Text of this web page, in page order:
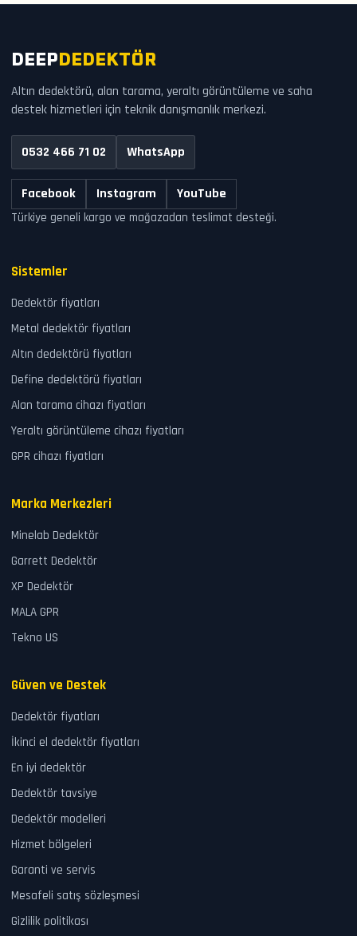
DEEP DEDEKTÖR
Altın dedektörü, alan tarama, yeraltı görüntüleme ve saha
destek hizmetleri için teknik danışmanlık merkezi.
0532 466 71 02 WhatsApp
Facebook Instagram YouTube
Türkiye geneli kargo ve mağazadan teslimat desteği.
Sistemler
Dedektör fiyatları
Metal dedektör fiyatları
Altın dedektörü fiyatları
Define dedektörü fiyatları
Alan tarama cihazı fiyatları
Yeraltı görüntüleme cihazı fiyatları
GPR cihazı fiyatları
Marka Merkezleri
Minelab Dedektör
Garrett Dedektör
XP Dedektör
MALA GPR
Tekno US
Güven ve Destek
Dedektör fiyatları
İkinci el dedektör fiyatları
En iyi dedektör
Dedektör tavsiye
Dedektör modelleri
Hizmet bölgeleri
Garanti ve servis
Mesafeli satış sözleşmesi
Gizlilik politikası